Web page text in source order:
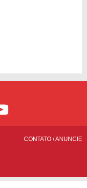
CONTATO /ANUNCIE